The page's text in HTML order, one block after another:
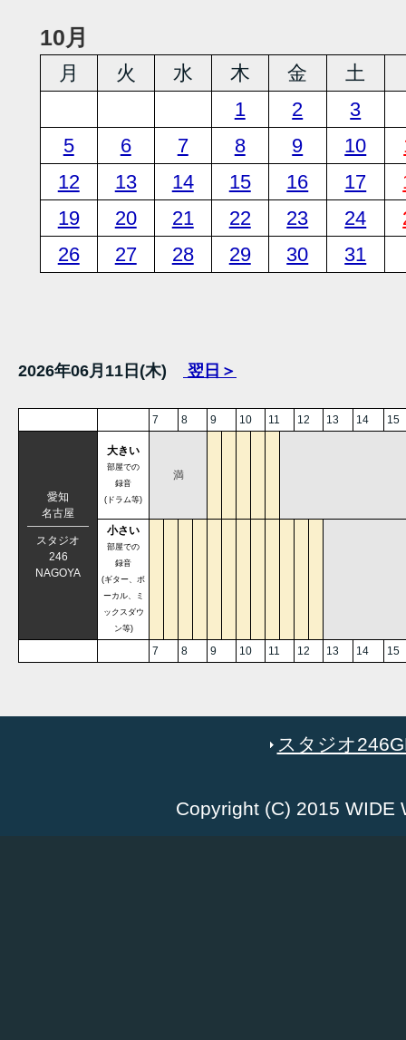
10月
月 火 水 木 金 土
1
2
3
5
6 7 8 9 10
12
13 14 15 16 17
19
20 21 22 23 24
26
27 28 29 30 31
2026年06月11日(木) 翌日＞
7 8 9 10 11 12 13 14 15
愛知
名古屋
スタジオ
246
NAGOYA
大きい
部屋での
録音
(ドラム等)
満
小さい
部屋での
録音
(ギター、ボ
ーカル、ミ
ックスダウ
ン等)
7 8 9 10 11 12 13 14 15
スタジオ
Copyright (C) 2015 WIDE